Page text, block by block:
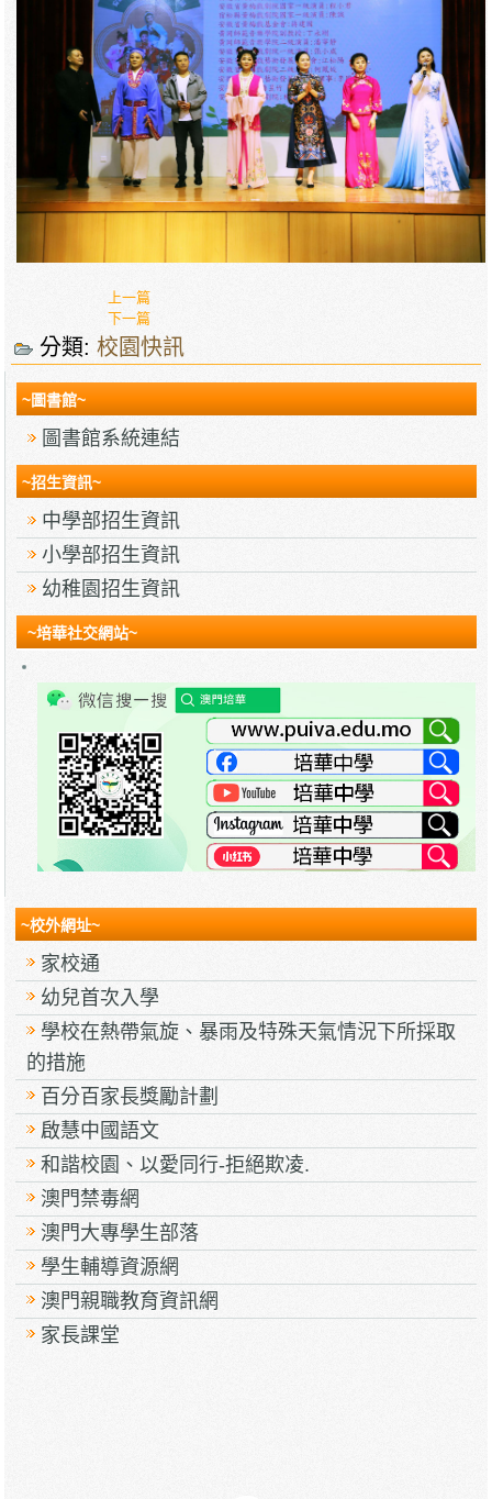
上一篇
下一篇
分類:校園快訊
~圖書館~
圖書館系統連結
~招生資訊~
中學部招生資訊
小學部招生資訊
幼稚園招生資訊
~培華社交網站~
~校外網址~
家校通
幼兒首次入學
學校在熱帶氣旋、暴雨及特殊天氣情況下所採取
的措施
百分百家長獎勵計劃
啟慧中國語文
和諧校園、以愛同行-拒絕欺凌.
澳門禁毒網
澳門大專學生部落
學生輔導資源網
澳門親職教育資訊網
家長課堂